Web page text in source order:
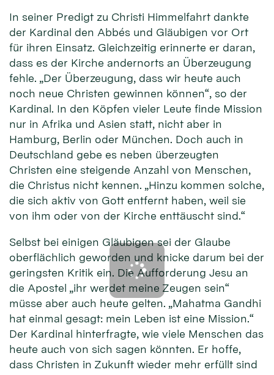
In seiner Predigt zu Christi Himmelfahrt dankte
der Kardinal den Abbés und Gläubigen vor Ort
für ihren Einsatz. Gleichzeitig erinnerte er daran,
dass es der Kirche andernorts an Überzeugung
fehle. „Der Überzeugung, dass wir heute auch
noch neue Christen gewinnen können“, so der
Kardinal. In den Köpfen vieler Leute finde Mission
nur in Afrika und Asien statt, nicht aber in
Hamburg, Berlin oder München. Doch auch in
Deutschland gebe es neben überzeugten
Christen eine steigende Anzahl von Menschen,
die Christus nicht kennen. „Hinzu kommen solche,
die sich aktiv von Gott entfernt haben, weil sie
von ihm oder von der Kirche enttäuscht sind.“
Selbst bei einigen Gläubigen sei der Glaube
oberflächlich geworden und knicke darum bei der
geringsten Kritik ein. Die Aufforderung Jesu an
die Apostel „ihr werdet meine Zeugen sein“
müsse aber auch heute gelten. „Mahatma Gandhi
hat einmal gesagt: mein Leben ist eine Mission.“
Der Kardinal hinterfragte, wie viele Menschen das
heute auch von sich sagen könnten. Er hoffe,
dass Christen in Zukunft wieder mehr erfüllt sind